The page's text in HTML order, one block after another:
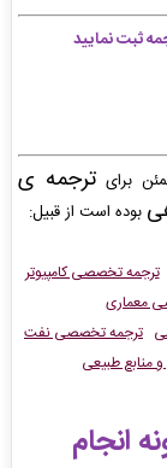
ثبت نمایید
برای ترجمه ی
بوده است از قبیل:
ترجمه تخصصی کامپیوتر
معماری
ترجمه تخصصی نفت
منابع طبیعی
انجام